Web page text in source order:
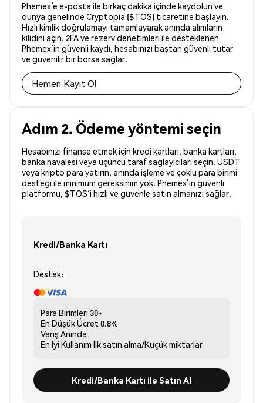
Phemex’e e-posta ile birkaç dakika içinde kaydolun ve
dünya genelinde Cryptopia ($TOS) ticaretine başlayın.
Hızlı kimlik doğrulamayı tamamlayarak anında alımların
kilidini açın. 2FA ve rezerv denetimleri ile desteklenen
Phemex’in güvenli kaydı, hesabınızı baştan güvenli tutar
ve güvenilir bir borsa sağlar.
Hemen Kayıt Ol
Adım 2. Ödeme yöntemi seçin
Hesabınızı finanse etmek için kredi kartları, banka kartları,
banka havalesi veya üçüncü taraf sağlayıcıları seçin. USDT
veya kripto para yatırın, anında işleme ve çoklu para birimi
desteği ile minimum gereksinim yok. Phemex’in güvenli
platformu, $TOS’i hızlı ve güvenle satın almanızı sağlar.
Kredi/Banka Kartı
Destek:
Para Birimleri 30+
En Düşük Ücret 0.8%
Varış Anında
En İyi Kullanım İlk satın alma/Küçük miktarlar
Kredi/Banka Kartı ile Satın Al